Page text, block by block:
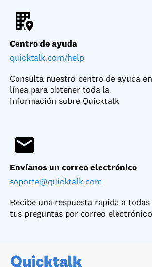
Centro de ayuda
quicktalk.com/help
Consulta nuestro centro de ayuda en
línea para obtener toda la
información sobre Quicktalk
Envíanos un correo electrónico
soporte@quicktalk.com
Recibe una respuesta rápida a todas
tus preguntas por correo electrónico